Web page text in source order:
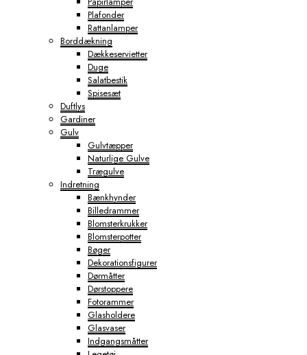
Plafonder
Rattanlamper
Borddækning
Dækkeservietter
Duge
Salatbestik
Spisesæt
Duftlys
Gardiner
Gulv
Gulvtæpper
Naturlige Gulve
Trægulve
Indretning
Bænkhynder
Billedrammer
Blomsterkrukker
Blomsterpotter
Bøger
Dekorationsfigurer
Dørmåtter
Dørstoppere
Fotorammer
Glasholdere
Glasvaser
Indgangsmåtter